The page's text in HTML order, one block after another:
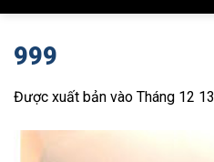
999
Được xuất bản vào Tháng 12